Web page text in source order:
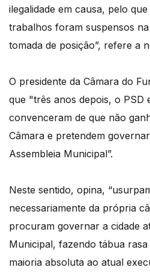
ilegalidade em causa, pelo
trabalhos foram suspensos
tomada de posição”, refere a
O presidente da Câmara do
que "três anos depois, o PSD
convenceram de que não
Câmara e pretendem
Assembleia Municipal”.
Neste sentido, opina,
necessariamente da própria
procuram governar a cidade
Municipal, fazendo tábua
maioria absoluta ao atual